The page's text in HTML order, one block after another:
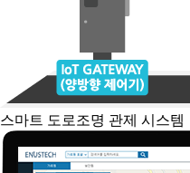
스마트 도로조명 관제 시스템